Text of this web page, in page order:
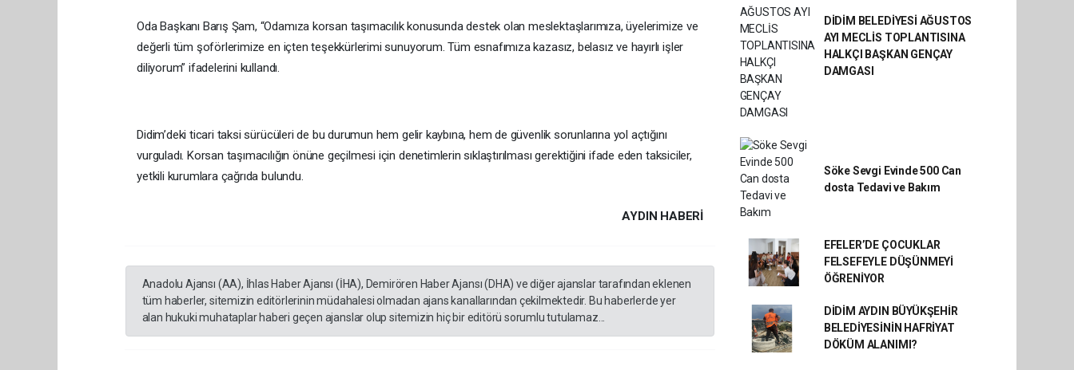
Oda Başkanı Barış Şam, “Odamıza korsan taşımacılık konusunda destek olan meslektaşlarımıza, üyelerimize ve
değerli tüm şoförlerimize en içten teşekkürlerimi sunuyorum. Tüm esnafımıza kazasız, belasız ve hayırlı işler
diliyorum” ifadelerini kullandı.
Didim’deki ticari taksi sürücüleri de bu durumun hem gelir kaybına, hem de güvenlik sorunlarına yol açtığını
vurguladı. Korsan taşımacılığın önüne geçilmesi için denetimlerin sıklaştırılması gerektiğini ifade eden taksiciler,
yetkili kurumlara çağrıda bulundu.
AYDIN HABERİ
Anadolu Ajansı (AA), İhlas Haber Ajansı (İHA), Demirören Haber Ajansı (DHA) ve diğer ajanslar tarafından eklenen
tüm haberler, sitemizin editörlerinin müdahalesi olmadan ajans kanallarından çekilmektedir. Bu haberlerde yer
alan hukuki muhataplar haberi geçen ajanslar olup sitemizin hiç bir editörü sorumlu tutulamaz...
DİDİM BELEDİYESİ AĞUSTOS
AYI MECLİS TOPLANTISINA
HALKÇI BAŞKAN GENÇAY
DAMGASI
Söke Sevgi Evinde 500 Can
dosta Tedavi ve Bakım
EFELER’DE ÇOCUKLAR
FELSEFEYLE DÜŞÜNMEYİ
ÖĞRENİYOR
DİDİM AYDIN BÜYÜKŞEHİR
BELEDİYESİNİN HAFRİYAT
DÖKÜM ALANIMI?